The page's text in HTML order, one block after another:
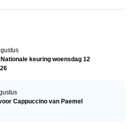
ONDER HET
keuring woensdag 12
Cappuccino van Paemel